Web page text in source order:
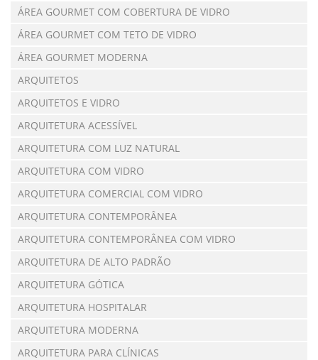
ÁREA GOURMET COM COBERTURA DE VIDRO
ÁREA GOURMET COM TETO DE VIDRO
ÁREA GOURMET MODERNA
ARQUITETOS
ARQUITETOS E VIDRO
ARQUITETURA ACESSÍVEL
ARQUITETURA COM LUZ NATURAL
ARQUITETURA COM VIDRO
ARQUITETURA COMERCIAL COM VIDRO
ARQUITETURA CONTEMPORÂNEA
ARQUITETURA CONTEMPORÂNEA COM VIDRO
ARQUITETURA DE ALTO PADRÃO
ARQUITETURA GÓTICA
ARQUITETURA HOSPITALAR
ARQUITETURA MODERNA
ARQUITETURA PARA CLÍNICAS